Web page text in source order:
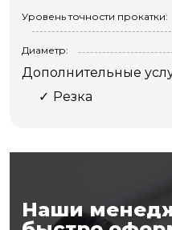
Уровень точности прокатки:
Диаметр:
Дополнительные
Резка
Наши